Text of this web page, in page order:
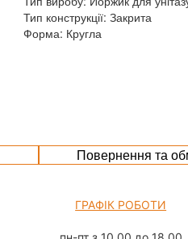
Тип конструкції: Закрита
Форма: Кругла
Повернення та
ГРАФІК РОБОТИ